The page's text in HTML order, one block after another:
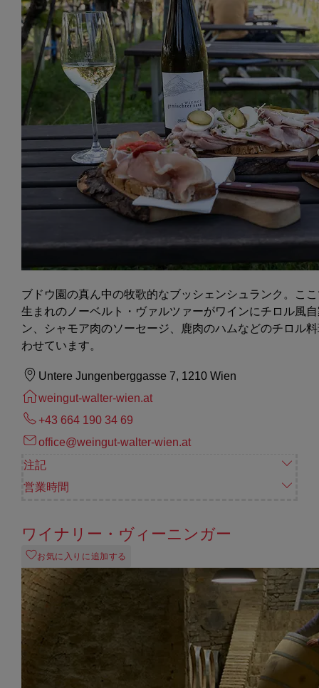
ブドウ園の真ん中の牧歌的なブッシェンシュランク。こ
生まれのノーベルト・ヴァルツァーがワインにチロル風
ン、シャモア肉のソーセージ、鹿肉のハムなどのチロル
わせています。
Untere Jungenberggasse 7, 1210 Wien
weingut-walter-wien.at
+43 664 190 34 69
office@weingut-walter-wien.at
注記
営業時間
ワイナリー・ヴィーニンガー
お気に入りに追加する